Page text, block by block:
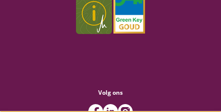
Volg ons